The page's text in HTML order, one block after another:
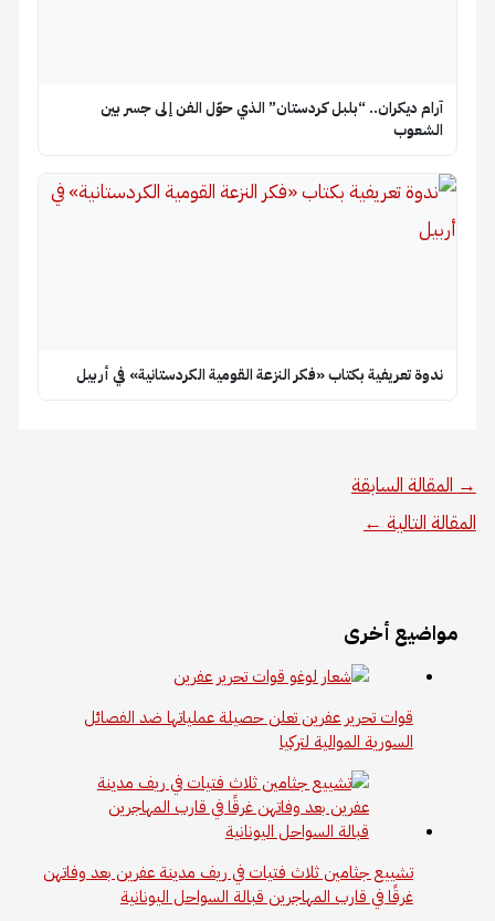
آرام ديكران.. “بلبل كردستان” الذي حوّل الفن إلى جسر بين
الشعوب
ندوة تعريفية بكتاب «فكر النزعة القومية الكردستانية» في أربيل
→ المقالة السابقة
المقالة التالية ←
مواضيع أخرى
قوات تحرير عفرين تعلن حصيلة عملياتها ضد الفصائل
السورية الموالية لتركيا
تشييع جثامين ثلاث فتيات في ريف مدينة عفرين بعد وفاتهن
غرقًا في قارب المهاجرين قبالة السواحل اليونانية